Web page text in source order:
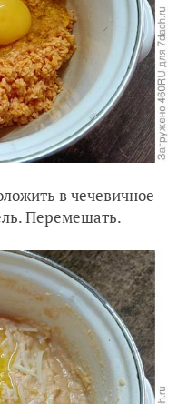
в чечевичное
Перемешать.